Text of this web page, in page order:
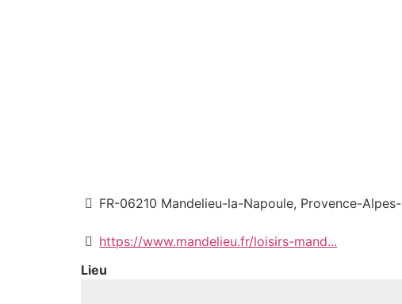
FR-06210 Mandelieu-la-Napoule, Provence-
https://www.mandelieu.fr/loisirs-mand...
Lieu